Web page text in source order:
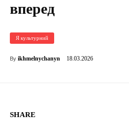
вперед
Я культурний
By ikhmelnychanyn 18.03.2026
SHARE